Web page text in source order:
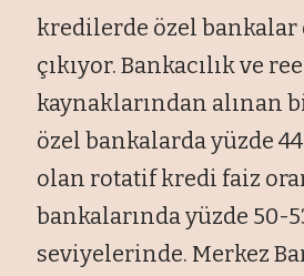
kredilerde özel bankalar
çıkıyor. Bankacılık ve
kaynaklarından alınan
özel bankalarda yüzde
olan rotatif kredi faiz
bankalarında yüzde 50-
seviyelerinde. Merkez